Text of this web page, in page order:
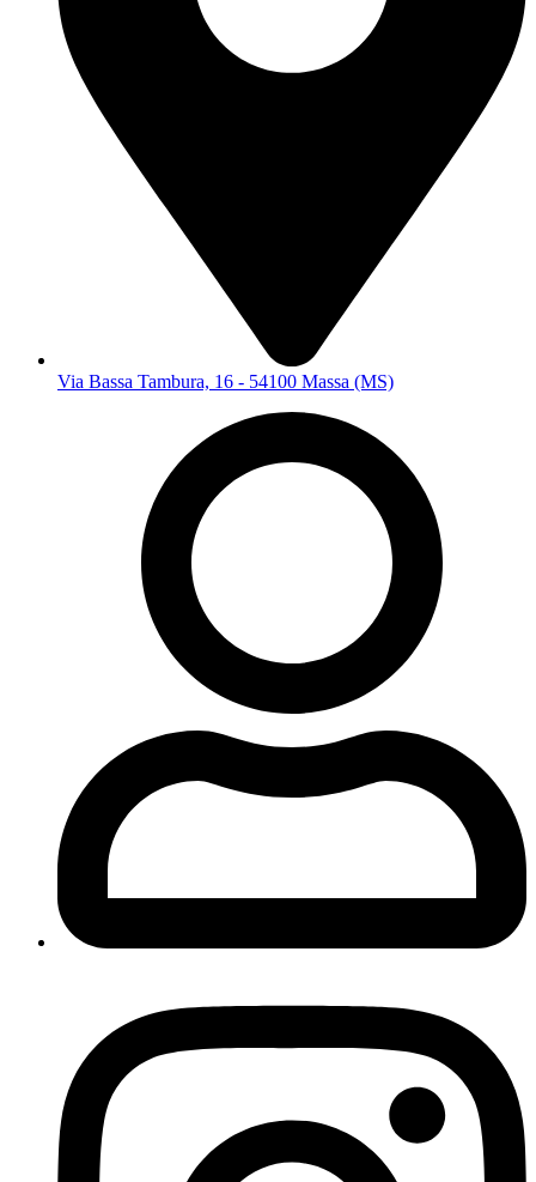
Via Bassa Tambura, 16 - 54100 Massa (MS)